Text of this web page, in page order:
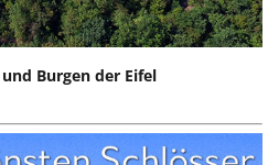
Burgen der Eifel